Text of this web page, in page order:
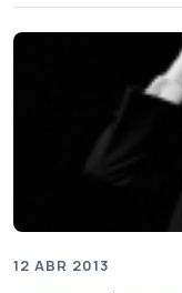
12 ABR 2013